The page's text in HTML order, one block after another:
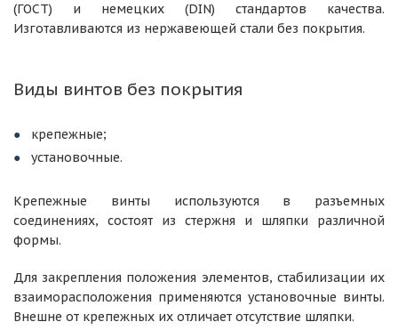
(ГОСТ) и немецких (DIN) стандартов качества.
Изготавливаются из нержавеющей стали без покрытия.
Виды винтов без покрытия
крепежные;
установочные.
Крепежные винты используются в разъемных
соединениях, состоят из стержня и шляпки различной
формы.
Для закрепления положения элементов, стабилизации их
взаиморасположения применяются установочные винты.
Внешне от крепежных их отличает отсутствие шляпки.